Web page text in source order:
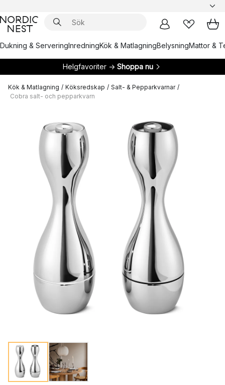
Dukning & ServeringInredningKök & MatlagningBelysningMattor &
Helgfavoriter → Shoppa nu
Kök & Matlagning / Köksredskap / Salt- & Pepparkvarnar /
Cobra salt- och pepparkvarn